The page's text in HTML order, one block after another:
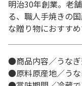
明治30年創業。老
る、職人手焼きの
な贈り物におすすめ
●商品内容／うな
●原料原産地／う